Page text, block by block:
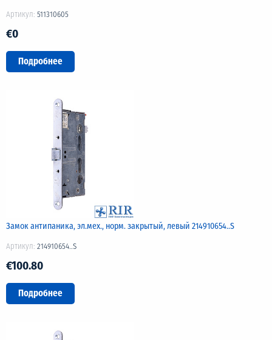
Артикул: 511310605
€0
Подробнее
Замок антипаника, эл.мех., норм. закрытый, левый 214910654..S
Артикул: 214910654..S
€100.80
Подробнее